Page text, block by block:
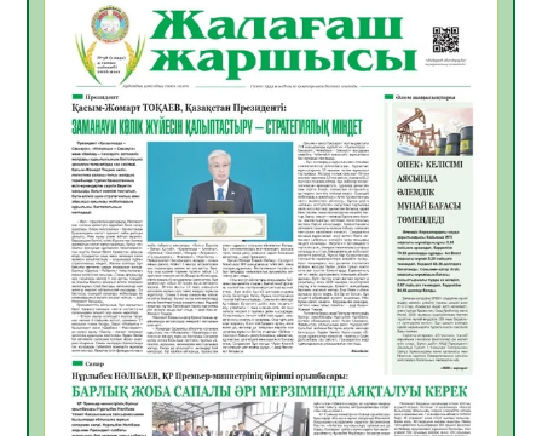
06.08.2026
Инфекциялық ауруларға қарсы иммундау
жұмыстарының тиімділігі
06.08.2026
27
Көкжөтел ауруы туралы
06.08.2026
24
АПВ вакцинасы туралы мәлімет
06.08.2026
25
Open Air: Қызылорда облысы полиция
департаменті 20 мыңнан астам
көрерменнің қауіпсіздігін қамтамасыз етті
06.08.2026
37